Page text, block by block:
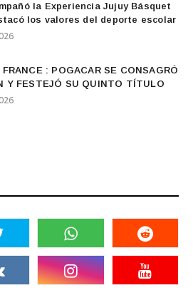
la Experiencia Jujuy Básquet
los valores del deporte escolar
: POGACAR SE CONSAGRÓ
Y FESTEJÓ SU QUINTO TÍTULO